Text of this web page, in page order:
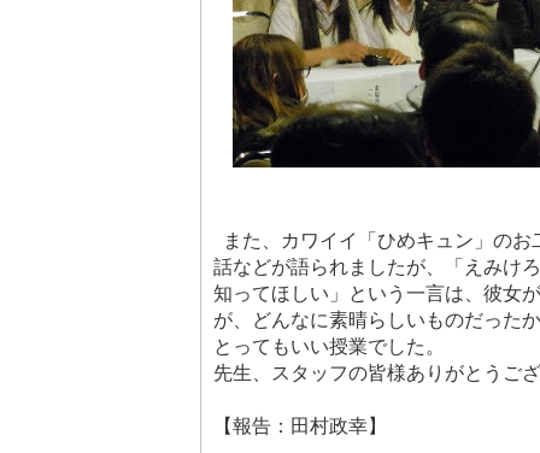
また、カワイイ「ひめキュン」の
話などが語られましたが、「えみけ
知ってほしい」という一言は、彼女
が、どんなに素晴らしいものだった
とってもいい授業でした。
先生、スタッフの皆様ありがとうご
【報告：田村政幸】